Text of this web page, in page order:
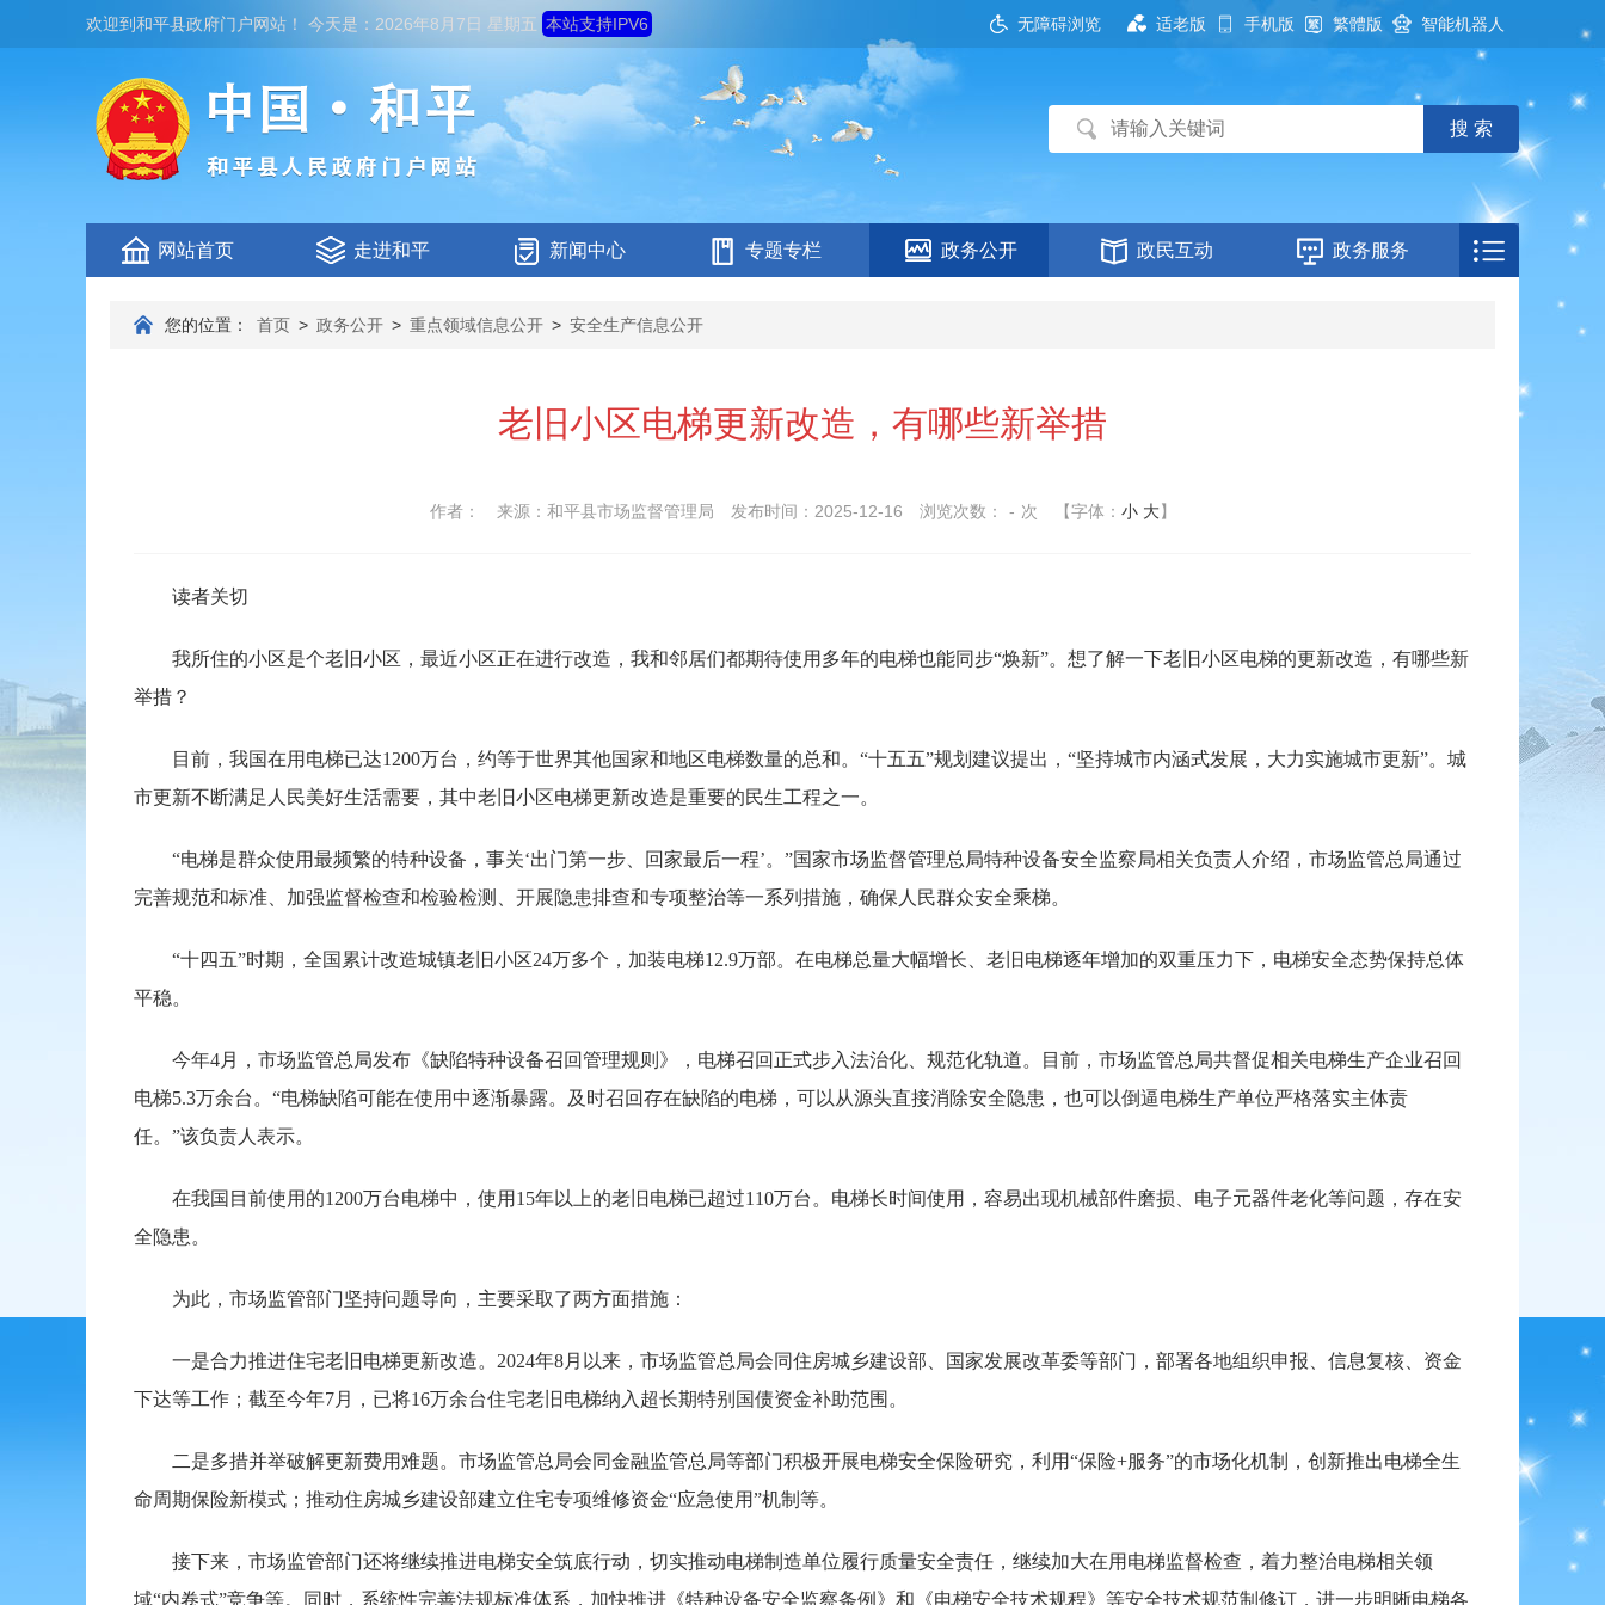
欢迎到和平县政府门户网站 ！ 今天是： 2026年8月7日 星期五 本站支持IPV6 无障碍浏览 适老版 手机版 繁體版 智能机器人
网站首页 走进和平 新闻中心 专题专栏 政务公开 政民互动 政务服务
您的位置： 首页 > 政务公开 > 重点领域信息公开 > 安全生产信息公开
老旧小区电梯更新改造，有哪些新举措
作者： 来源：和平县市场监督管理局 发布时间：2025-12-16 浏览次数： - 次 【字体： 小 大】
读者关切
我所住的小区是个老旧小区，最近小区正在进行改造，我和邻居们都期待使用多年的电梯也能同步“焕新”。想了解一下老旧小区电梯的更新改造，有哪些新
举措？
目前，我国在用电梯已达1200万台，约等于世界其他国家和地区电梯数量的总和。“十五五”规划建议提出，“坚持城市内涵式发展，大力实施城市更新”。城
市更新不断满足人民美好生活需要，其中老旧小区电梯更新改造是重要的民生工程之一。
“电梯是群众使用最频繁的特种设备，事关‘出门第一步、回家最后一程’。”国家市场监督管理总局特种设备安全监察局相关负责人介绍，市场监管总局通过
完善规范和标准、加强监督检查和检验检测、开展隐患排查和专项整治等一系列措施，确保人民群众安全乘梯。
“十四五”时期，全国累计改造城镇老旧小区24万多个，加装电梯12.9万部。在电梯总量大幅增长、老旧电梯逐年增加的双重压力下，电梯安全态势保持总体
平稳。
今年4月，市场监管总局发布《缺陷特种设备召回管理规则》，电梯召回正式步入法治化、规范化轨道。目前，市场监管总局共督促相关电梯生产企业召回
电梯5.3万余台。“电梯缺陷可能在使用中逐渐暴露。及时召回存在缺陷的电梯，可以从源头直接消除安全隐患，也可以倒逼电梯生产单位严格落实主体责
任。”该负责人表示。
在我国目前使用的1200万台电梯中，使用15年以上的老旧电梯已超过110万台。电梯长时间使用，容易出现机械部件磨损、电子元器件老化等问题，存在安
全隐患。
为此，市场监管部门坚持问题导向，主要采取了两方面措施：
一是合力推进住宅老旧电梯更新改造。2024年8月以来，市场监管总局会同住房城乡建设部、国家发展改革委等部门，部署各地组织申报、信息复核、资金
下达等工作；截至今年7月，已将16万余台住宅老旧电梯纳入超长期特别国债资金补助范围。
二是多措并举破解更新费用难题。市场监管总局会同金融监管总局等部门积极开展电梯安全保险研究，利用“保险+服务”的市场化机制，创新推出电梯全生
命周期保险新模式；推动住房城乡建设部建立住宅专项维修资金“应急使用”机制等。
接下来，市场监管部门还将继续推进电梯安全筑底行动，切实推动电梯制造单位履行质量安全责任，继续加大在用电梯监督检查，着力整治电梯相关领
域“内卷式”竞争等。同时，系统性完善法规标准体系，加快推进《特种设备安全监察条例》和《电梯安全技术规程》等安全技术规范制修订，进一步明晰电梯各